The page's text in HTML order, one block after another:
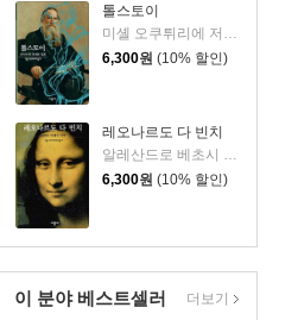
톨스토이
6,300원 (10% 할인)
레오나르도 다 빈치
6,300원 (10% 할인)
이 분야 베스트셀러 더보기